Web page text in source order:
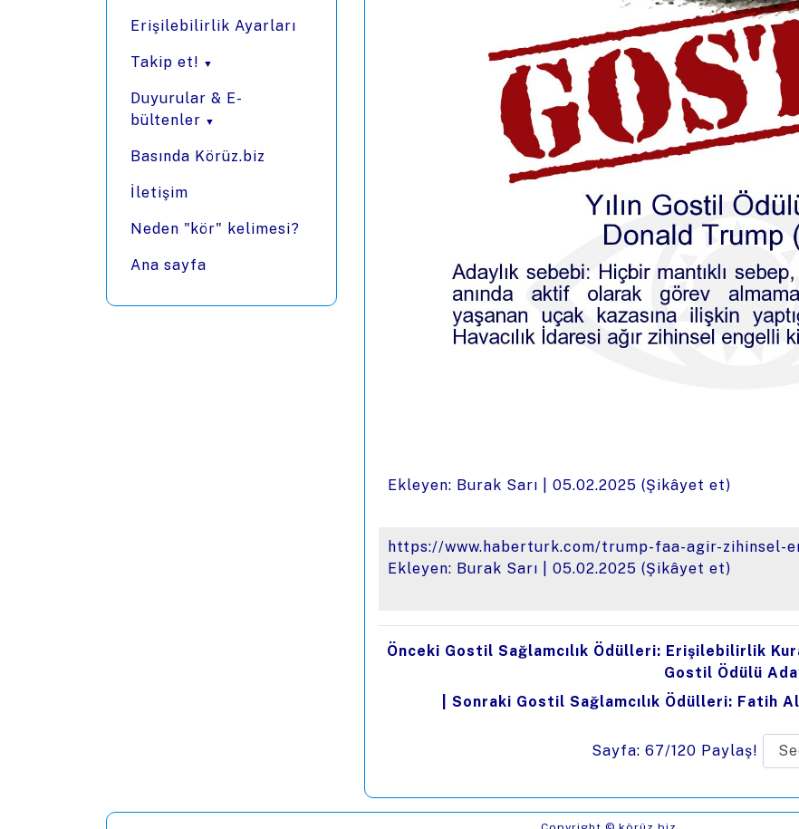
Erişilebilirlik Ayarları
Takip et!
Duyurular & E-
bültenler
Basında Körüz.biz
İletişim
Neden "kör" kelimesi?
Ana sayfa
Ekleyen: Burak Sarı | 05.02.2025 (Şikâyet et)
https://www.haberturk.com/trump-faa-agir-zihinsel-
Ekleyen: Burak Sarı | 05.02.2025 (Şikâyet et)
Önceki Gostil Sağlamcılık Ödülleri: Erişilebilirlik
Gostil Ödülü
Sonraki Gostil Sağlamcılık Ödülleri: Fatih
Sayfa: 67/120 Paylaş!